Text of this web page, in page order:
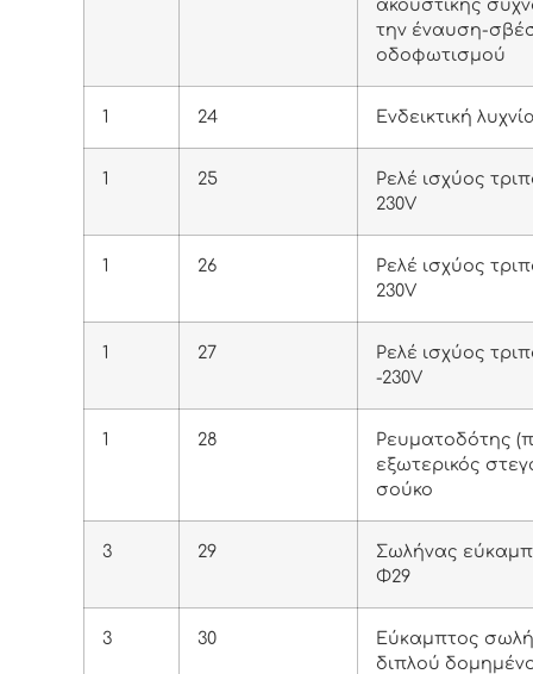
ακουστικής
την έναυση-
οδοφωτισμού
1 24 Ενδεικτική
1 25
Ρελέ ισχύος
230V
1 26
Ρελέ ισχύος
230V
1 27
Ρελέ ισχύος
-230V
1 28
Ρευματοδότης
εξωτερικός
σούκο
3 29
Σωλήνας
Φ29
3 30
Εύκαμπτος
διπλού